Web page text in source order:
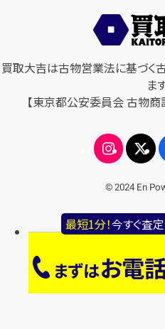
最短1分！今すぐ査
まずはお電
買取大吉は古物営業法に基づく
ま
【東京都公安委員会 古物
© 2024 En